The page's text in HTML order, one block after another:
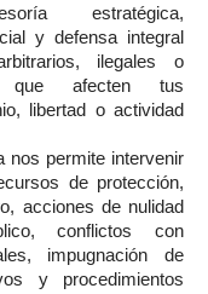
estratégica,
y defensa integral
ilegales o
que afecten tus
libertad o actividad
nos permite intervenir
de protección,
acciones de nulidad
conflictos con
impugnación de
y procedimientos